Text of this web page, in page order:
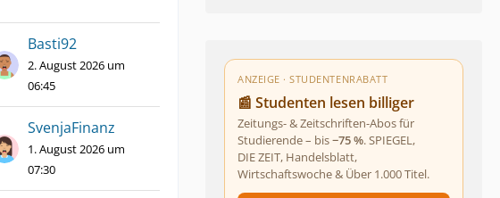
Basti92
2. August 2026 um
06:45
SvenjaFinanz
1. August 2026 um
07:30
ANZEIGE · STUDENTENRABATT
📰 Studenten lesen billiger
Zeitungs- & Zeitschriften-Abos für
Studierende – bis−75 %. SPIEGEL,
DIE ZEIT, Handelsblatt,
Wirtschaftswoche & Über 1.000 Titel.